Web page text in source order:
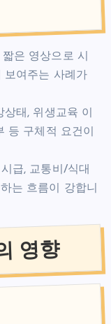
은 영상으로 시
보여주는 사례가
태, 위생교육 이
등 구체적 요건이
급, 교통비/식대
는 흐름이 강합니
영향